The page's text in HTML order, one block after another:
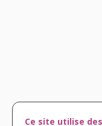
Ce site utilise